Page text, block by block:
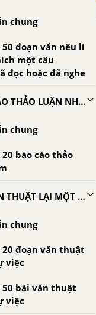
chung
50 đoạn văn nêu lí
một câu
đọc hoặc đã nghe
VIẾT BÁO CÁO THẢO LUẬN NHÓM
chung
báo cáo thảo
VIẾT BÀI VĂN THUẬT LẠI MỘT SỰ VIỆC
chung
20 đoạn văn thuật
việc
50 bài văn thuật
việc